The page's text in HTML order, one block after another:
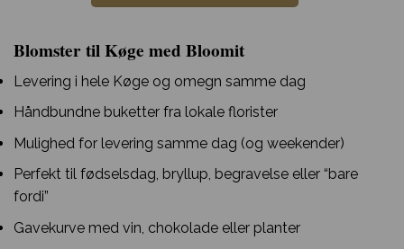
Blomster til Køge med Bloomit
Levering i hele Køge og omegn samme dag
Håndbundne buketter fra lokale florister
Mulighed for levering samme dag (og weekender)
Perfekt til fødselsdag, bryllup, begravelse eller “bare
fordi”
Gavekurve med vin, chokolade eller planter